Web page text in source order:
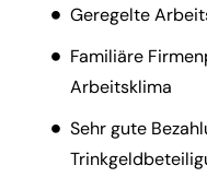
Geregelte
Familiäre
Arbeitsklima
Sehr gute